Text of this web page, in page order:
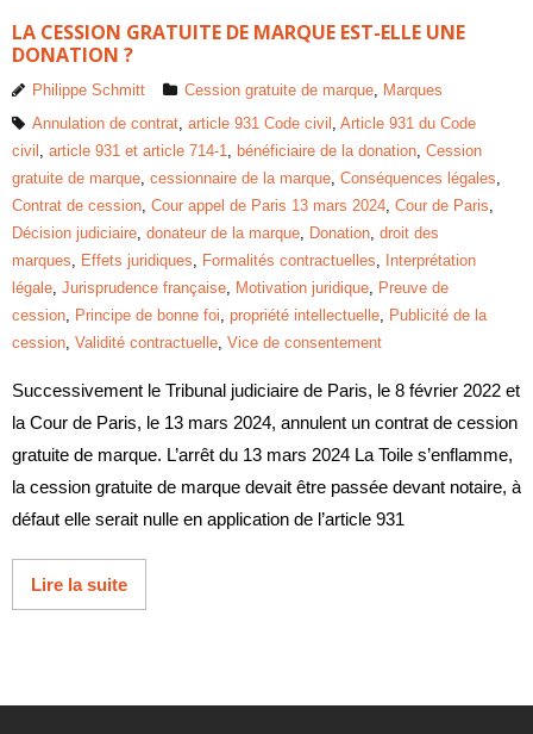
LA CESSION GRATUITE DE MARQUE EST-ELLE UNE
DONATION ?
Philippe Schmitt Cession gratuite de marque, Marques
Annulation de contrat, article 931 Code civil , Article 931 du Code
civil , article 931 et article 714-1, bénéficiaire de la donation, Cession
gratuite de marque, cessionnaire de la marque, Conséquences légales,
Contrat de cession, Cour appel de Paris 13 mars 2024, Cour de Paris,
Décision judiciaire, donateur de la marque, Donation, droit des
marques, Effets juridiques, Formalités contractuelles,
Interprétation
légale, Jurisprudence française, Motivation juridique, Preuve de
cession, Principe de bonne foi, propriété intellectuelle, Publicité de la
cession, Validité contractuelle, Vice de consentement
Successivement le Tribunal judiciaire de Paris, le 8 février 2022 et
la Cour de Paris, le 13 mars 2024, annulent un contrat de cession
gratuite de marque. L’arrêt du 13 mars 2024 La Toile s’enflamme,
la cession gratuite de marque devait être passée devant notaire, à
défaut elle serait nulle en application de l’article 931
Lire la suite